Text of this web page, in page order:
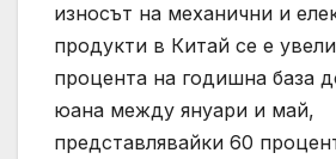
износът на механични и
продукти в Китай се е
процента на годишна база
юана между януари и май,
представлявайки 60